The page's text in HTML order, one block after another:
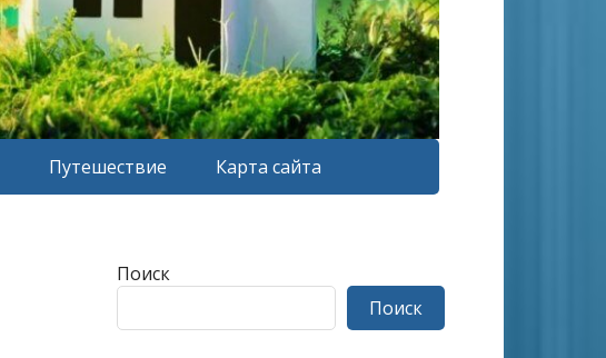
Путешествие Карта сайта
Поиск
Поиск